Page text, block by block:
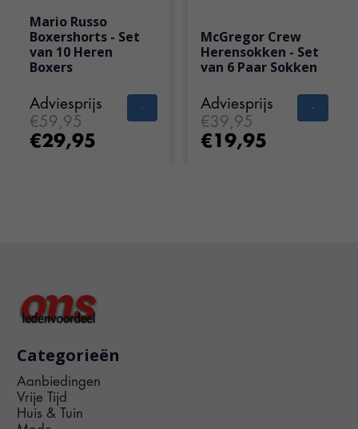
Mario Russo
Boxershorts - Set
van 10 Heren
Boxers
Adviesprijs
€59,95
€29,95
McGregor Crew
Herensokken - Set
van 6 Paar Sokken
Adviesprijs
€39,95
€19,95
Categorieën
Aanbiedingen
Vrije Tijd
Huis & Tuin